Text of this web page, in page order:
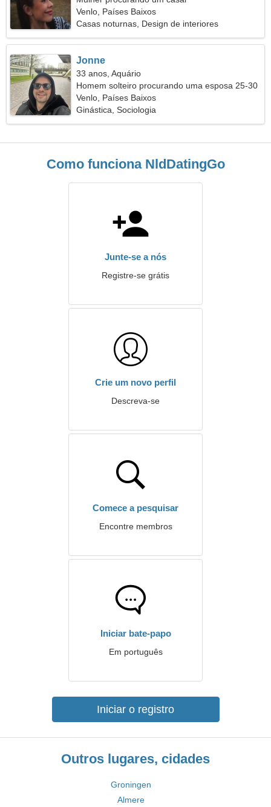
Venlo, Países Baixos
Casas noturnas, Design de interiores
Jonne
33 anos, Aquário
Homem solteiro procurando uma esposa 25-30
Venlo, Países Baixos
Ginástica, Sociologia
Como funciona NldDatingGo
Junte-se a nós
Registre-se grátis
Crie um novo perfil
Descreva-se
Comece a pesquisar
Encontre membros
Iniciar bate-papo
Em português
Iniciar o registro
Outros lugares, cidades
Groningen
Almere